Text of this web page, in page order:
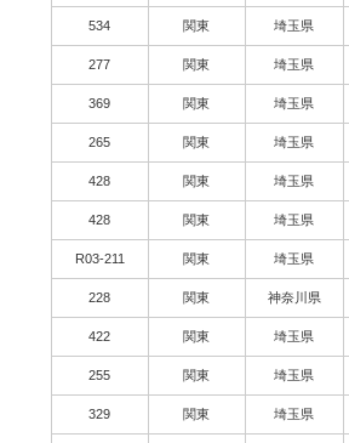
534 関東 埼玉県
277 関東 埼玉県
369 関東 埼玉県
265 関東 埼玉県
428 関東 埼玉県
428 関東 埼玉県
R03-211 関東 埼玉県
228 関東 神奈川県
422 関東 埼玉県
255 関東 埼玉県
329 関東 埼玉県